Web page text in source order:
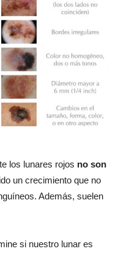
los lunares rojos no son
un crecimiento que no
Además, suelen
si nuestro lunar es